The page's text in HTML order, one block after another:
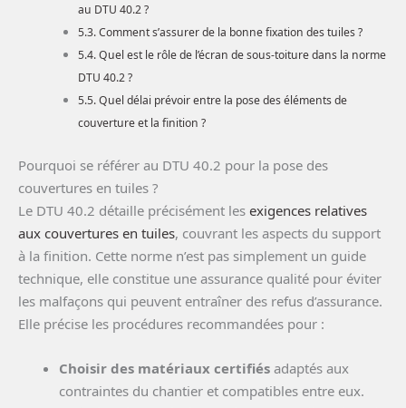
au DTU 40.2 ?
Comment s’assurer de la bonne fixation des tuiles ?
Quel est le rôle de l’écran de sous-toiture dans la norme
DTU 40.2 ?
Quel délai prévoir entre la pose des éléments de
couverture et la finition ?
Pourquoi se référer au DTU 40.2 pour la pose des
couvertures en tuiles ?
Le DTU 40.2 détaille précisément les exigences relatives
aux couvertures en tuiles, couvrant les aspects du support
à la finition. Cette norme n’est pas simplement un guide
technique, elle constitue une assurance qualité pour éviter
les malfaçons qui peuvent entraîner des refus d’assurance.
Elle précise les procédures recommandées pour :
Choisir des matériaux certifiés adaptés aux
contraintes du chantier et compatibles entre eux.